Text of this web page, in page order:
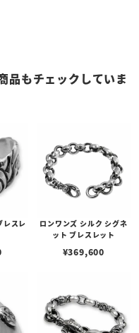
品もチェックしていま
レスレ
ロンワンズ シルク シグネ
ット ブレスレット
¥369,600